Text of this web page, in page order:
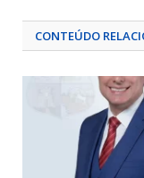
CONTEÚDO